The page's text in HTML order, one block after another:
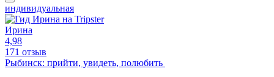
индивидуальная
Ирина
4,98
171 отзыв
Рыбинск: прийти, увидеть, полюбить